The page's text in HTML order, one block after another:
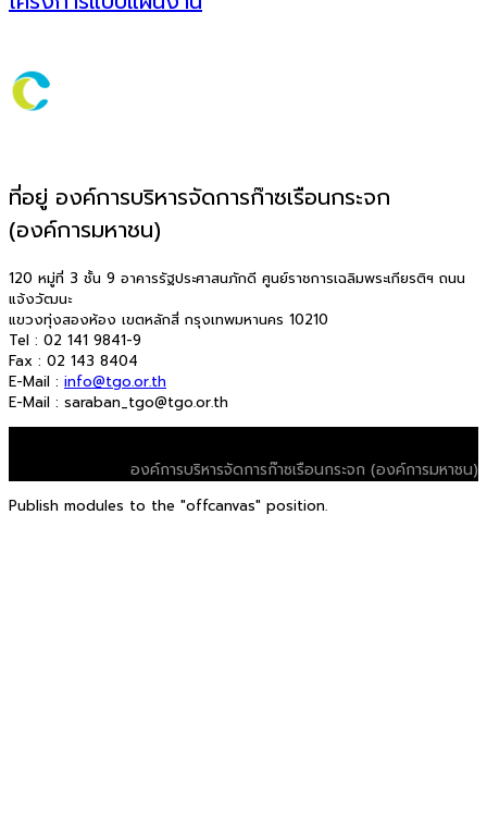
ที่อยู่ องค์การบริหารจัดการก๊าซเรือนกระจก
(องค์การมหาชน)
120 หมู่ที่ 3 ชั้น 9 อาคารรัฐประศาสนภักดี ศูนย์ราชการเฉลิมพระเกียรติฯ ถนน
แจ้งวัฒนะ
แขวงทุ่งสองห้อง เขตหลักสี่ กรุงเทพมหานคร 10210
Tel : 02 141 9841-9
Fax : 02 143 8404
E-Mail : info@tgo.or.th
E-Mail : saraban_tgo@tgo.or.th
องค์การบริหารจัดการก๊าซเรือนกระจก (องค์การมหาชน)
Publish modules to the "offcanvas" position.